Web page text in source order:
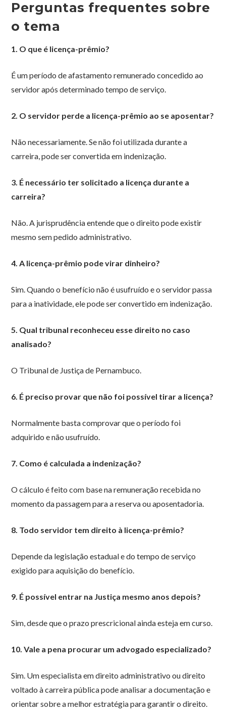
Perguntas frequentes sobre
o tema
1. O que é licença-prêmio?
É um período de afastamento remunerado concedido ao
servidor após determinado tempo de serviço.
2. O servidor perde a licença-prêmio ao se aposentar?
Não necessariamente. Se não foi utilizada durante a
carreira, pode ser convertida em indenização.
3. É necessário ter solicitado a licença durante a
carreira?
Não. A jurisprudência entende que o direito pode existir
mesmo sem pedido administrativo.
4. A licença-prêmio pode virar dinheiro?
Sim. Quando o benefício não é usufruído e o servidor passa
para a inatividade, ele pode ser convertido em indenização.
5. Qual tribunal reconheceu esse direito no caso
analisado?
O Tribunal de Justiça de Pernambuco.
6. É preciso provar que não foi possível tirar a licença?
Normalmente basta comprovar que o período foi
adquirido e não usufruído.
7. Como é calculada a indenização?
O cálculo é feito com base na remuneração recebida no
momento da passagem para a reserva ou aposentadoria.
8. Todo servidor tem direito à licença-prêmio?
Depende da legislação estadual e do tempo de serviço
exigido para aquisição do benefício.
9. É possível entrar na Justiça mesmo anos depois?
Sim, desde que o prazo prescricional ainda esteja em curso.
10. Vale a pena procurar um advogado especializado?
Sim. Um especialista em direito administrativo ou direito
voltado à carreira pública pode analisar a documentação e
orientar sobre a melhor estratégia para garantir o direito.